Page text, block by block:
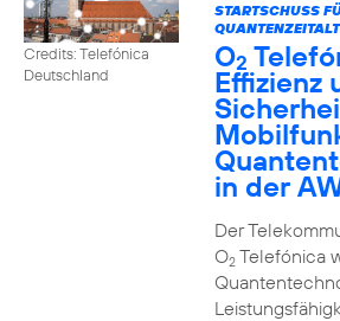
Credits: Telefónica
Deutschland
STARTSCHUSS
O2
Effizienz
in der
Der
O2Telefónica